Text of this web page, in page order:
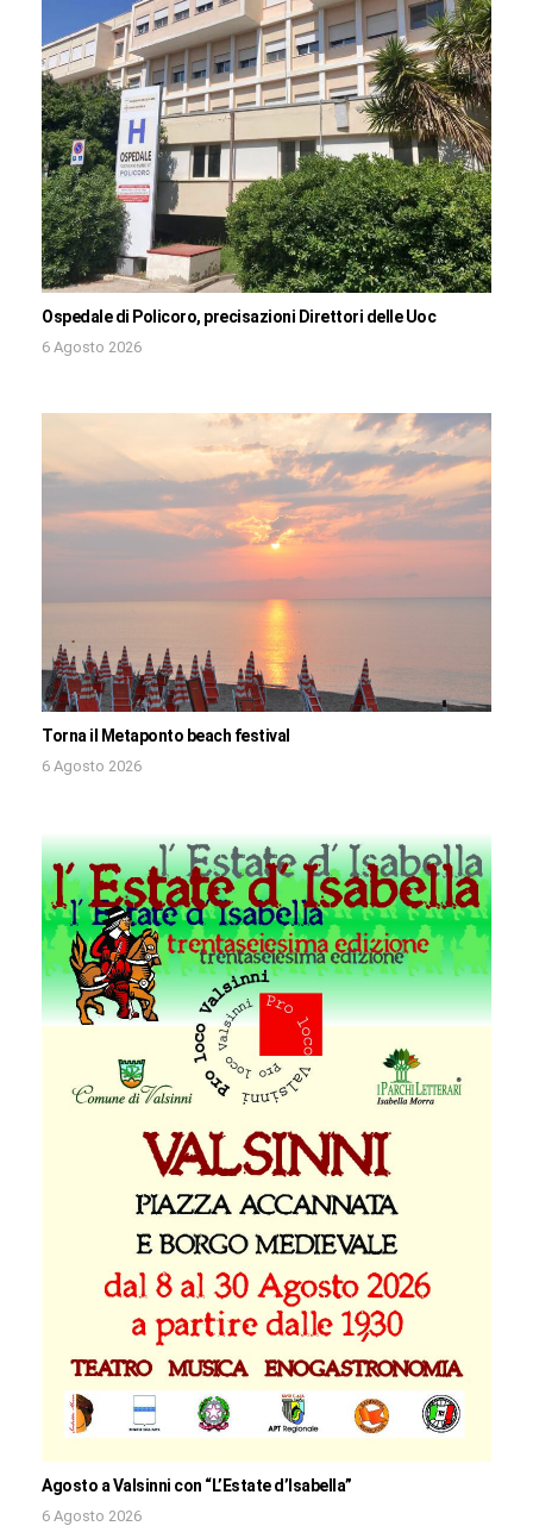
Ospedale di Policoro, precisazioni Direttori delle Uoc
6 Agosto 2026
Torna il Metaponto beach festival
6 Agosto 2026
Agosto a Valsinni con “L’Estate d’Isabella”
6 Agosto 2026